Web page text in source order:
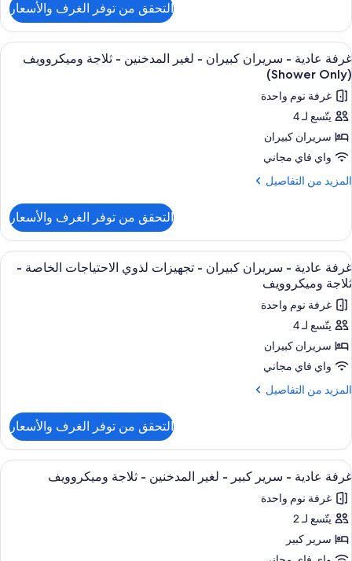
لذوي
الاحتياجات
الخاصة
-
ثلاجة
وميكروويف
غرفة
عادية
-
سرير
ملكي
تجهيزات
لذوي
الاحتياجات
الخاصة
ثلاجة
التحقق من توفر الغرف والأسعار
استعراض
جميع
صور
غرفة
عادية
-
سريران
كبيران
المدخنين
ثلاجة
وميكروويف
(Shower
Only)
ملاءات للفراش لا تسبب الحساسية
8
غرفة عادية - سريران كبيران - لغير المدخنين - ثلاجة وميكروويف
(Shower Only)
غرفة نوم واحدة
يتّسع لـ 4
سريران كبيران
واي فاي مجاني
المزيد من التفاصيل
المزيد
غرفة
عادية
-
سريران
كبيران
لغير
المدخنين
-
ثلاجة
وميكروويف
(Shower
التحقق من توفر الغرف والأسعار
استعراض
جميع
صور
غرفة
عادية
-
سريران
كبيران
لذوي
الاحتياجات
الخاصة
-
ثلاجة
وميكروويف
ملاءات للفراش لا تسبب الحساسية
7
غرفة عادية - سريران كبيران - تجهيزات لذوي الاحتياجات الخاصة -
ثلاجة وميكروويف
غرفة نوم واحدة
يتّسع لـ 4
سريران كبيران
واي فاي مجاني
المزيد من التفاصيل
المزيد
غرفة
عادية
-
سريران
كبيران
تجهيزات
لذوي
التحقق من توفر الغرف والأسعار
استعراض
جميع
صور
غرفة
عادية
ملاءات للفراش لا تسبب الحساسية
4
غرفة عادية - سرير كبير - لغير المدخنين - ثلاجة وميكروويف
غرفة نوم واحدة
يتّسع لـ 2
سرير كبير